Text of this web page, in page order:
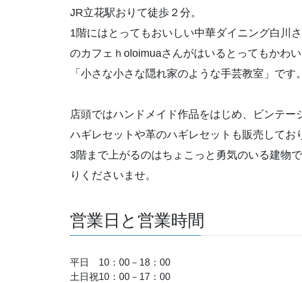
JR立花駅おりて徒歩２分。
1階にはとってもおいしい中華ダイニング白川
のカフェｈoloimuaさんがはいるとってもかわ
「小さな小さな隠れ家のような手芸教室」です。
店頭ではハンドメイド作品をはじめ、ビンテ
ハギレセットや革のハギレセットも販売してお
3階まで上がるのはちょこっと勇気のいる建物
りくださいませ。
営業日と営業時間
平日 10：00－18：00
土日祝10：00－17：00